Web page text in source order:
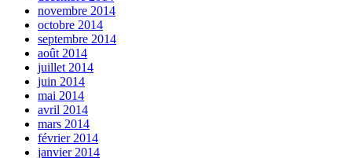
novembre 2014
octobre 2014
septembre 2014
août 2014
juillet 2014
juin 2014
mai 2014
avril 2014
mars 2014
février 2014
janvier 2014